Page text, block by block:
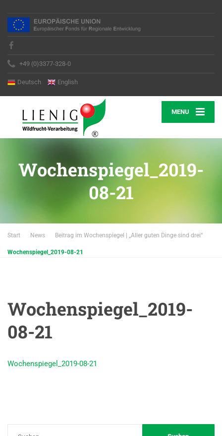
+49 (0)3377-328-0
Deutsch English
MENU
Wochenspiegel_2019-
08-21
Start News Beitrag im Wochenspiegel | „Aller guten Dinge sind drei“
Wochenspiegel_2019-08-21
Wochenspiegel_2019-
08-21
Wochenspiegel_2019-08-21